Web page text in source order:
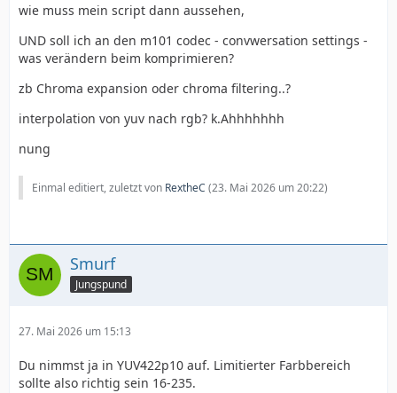
wie muss mein script dann aussehen,
UND soll ich an den m101 codec - convwersation settings -
was verändern beim komprimieren?
zb Chroma expansion oder chroma filtering..?
interpolation von yuv nach rgb? k.Ahhhhhhh
nung
Einmal editiert, zuletzt von RextheC (23. Mai 2026 um 20:22)
Smurf
Jungspund
27. Mai 2026 um 15:13
Du nimmst ja in YUV422p10 auf. Limitierter Farbbereich
sollte also richtig sein 16-235.